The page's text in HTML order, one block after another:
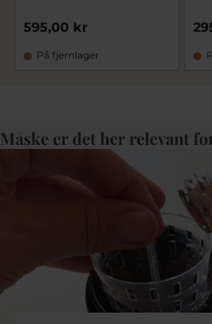
595,00 kr
På fjernlager
Måske er det her relevant